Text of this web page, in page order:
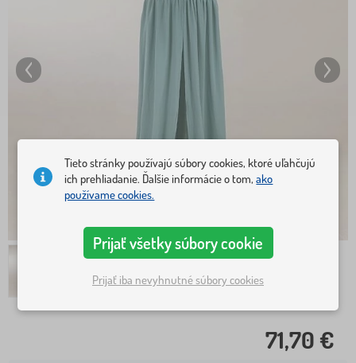
71,70 €
Tieto stránky používajú súbory cookies, ktoré uľahčujú
ich prehliadanie. Ďalšie informácie o tom,ako
používame cookies.
Prijať všetky súbory cookie
Prijať iba nevyhnutné súbory cookies